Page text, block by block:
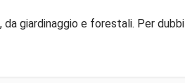
giardinaggio e forestali. Per dubbi